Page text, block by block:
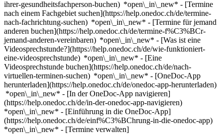
ihrer-gesundheitsfachperson-buchen) *open\_in\_new* - [Termine
nach einem Fachgebiet suchen](https://help.onedoc.ch/de/termine-
nach-fachrichtung-suchen) *open\_in\_new* - [Termine für jemand
anderen buchen](https://help.onedoc.ch/de/termine-f%C3%BCr-
jemand-anderen-vereinbaren) *open\_in\_new* - [Was ist eine
Videosprechstunde?](https://help.onedoc.ch/de/wie-funktioniert-
eine-videosprechstunde) *open\_in\_new* - [Eine
Videosprechstunde buchen](https://help.onedoc.ch/de/nach-
virtuellen-terminen-suchen) *open\_in\_new* - [OneDoc-App
herunterladen](https://help.onedoc.ch/de/onedoc-app-herunterladen)
*open\_in\_new* - [In der OneDoc-App navigieren]
(https://help.onedoc.ch/de/in-der-onedoc-app-navigieren)
*open\_in\_new* - [Einführung in die OneDoc-App]
(https://help.onedoc.ch/de/einf%C3%BChrung-in-die-onedoc-app)
*open\_in\_new* - [Termine verwalten]